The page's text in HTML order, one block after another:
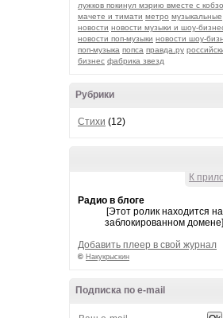
лужков покинул мэрию вместе с
мачете и тимати метро музыкальные
новости новости музыки и шоу-
новости поп-музыки новости шоу-
поп-музыка попса правда.ру
бизнес фабрика звезд
Рубрики
Стихи (12)
К
Радио в блоге
[Этот ролик находится на
заблокированном домене]
Добавить плеер в свой журнал
© Накукрыскин
Подписка по e-mail